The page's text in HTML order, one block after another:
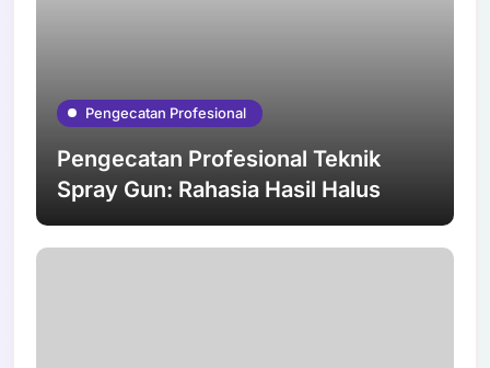
Pengecatan Profesional
Pengecatan Profesional Teknik
Spray Gun: Rahasia Hasil Halus